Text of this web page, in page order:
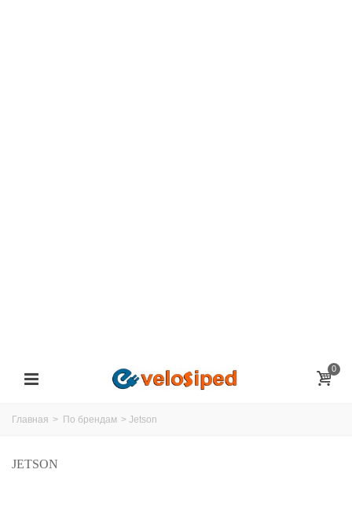
0
Главная > По брендам > Jetson
JETSON